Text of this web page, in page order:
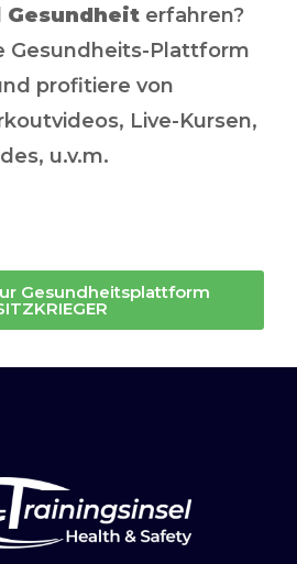
Gesundheit erfahren?
Gesundheits-Plattform
profitiere von
Live-Kursen,
u.v.m.
Gesundheitsplattform